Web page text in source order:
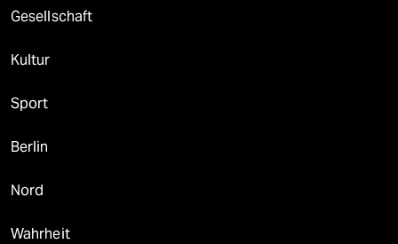
Gesellschaft
Kultur
Sport
Berlin
Nord
Wahrheit